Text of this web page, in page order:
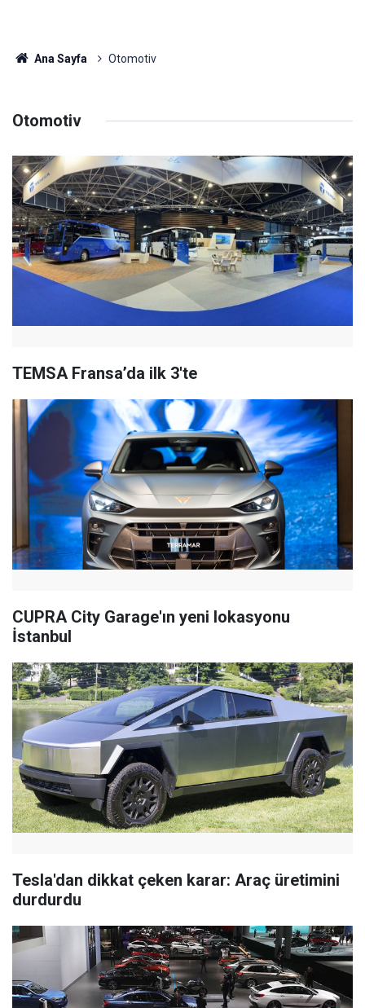
Ana Sayfa Otomotiv
Otomotiv
TEMSA Fransa’da ilk 3'te
CUPRA City Garage'ın yeni lokasyonu
İstanbul
Tesla'dan dikkat çeken karar: Araç üretimini
durdurdu